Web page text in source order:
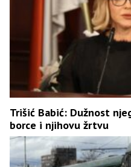
Trišić Babić: Dužnost
borce i njihovu žrtvu